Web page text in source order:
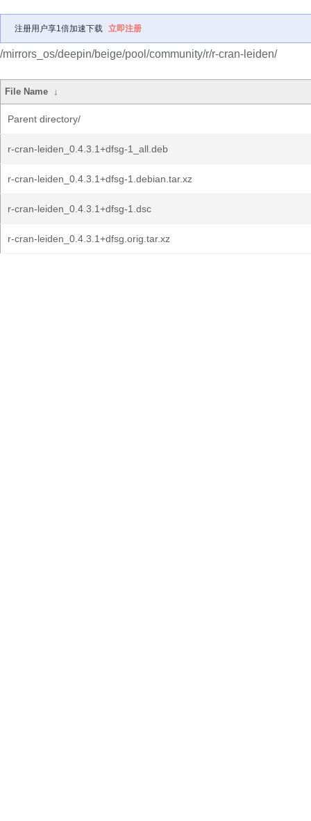
注册用户享1倍加速下载 立即注册
/mirrors_os/deepin/beige/pool/community/r/r-cran-leiden/
File Name ↓
Parent directory/
r-cran-leiden_0.4.3.1+dfsg-1_all.deb
r-cran-leiden_0.4.3.1+dfsg-1.debian.tar.xz
r-cran-leiden_0.4.3.1+dfsg-1.dsc
r-cran-leiden_0.4.3.1+dfsg.orig.tar.xz